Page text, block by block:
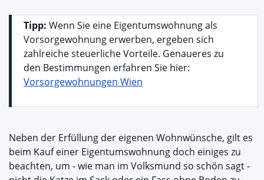
Tipp: Wenn Sie eine Eigentumswohnung als
Vorsorgewohnung erwerben, ergeben sich
zahlreiche steuerliche Vorteile. Genaueres zu
den Bestimmungen erfahren Sie hier:
Vorsorgewohnungen Wien
Neben der Erfüllung der eigenen Wohnwünsche, gilt es
beim Kauf einer Eigentumswohnung doch einiges zu
beachten, um - wie man im Volksmund so schön sagt -